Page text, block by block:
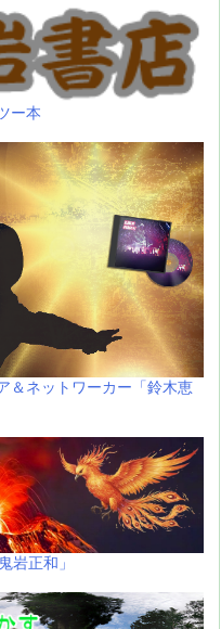
ー本
＆ネットワーカー「鈴木恵
岩正和」